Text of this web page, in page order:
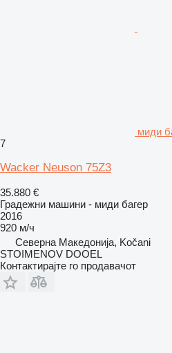
миди
7
Wacker Neuson 75Z3
35.880 €
Градежни машини - миди багер
2016
920 м/ч
Северна Македонија, Kočani
STOIMENOV DOOEL
Контактирајте го продавачот